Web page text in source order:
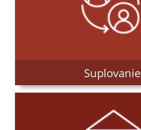
Suplovanie